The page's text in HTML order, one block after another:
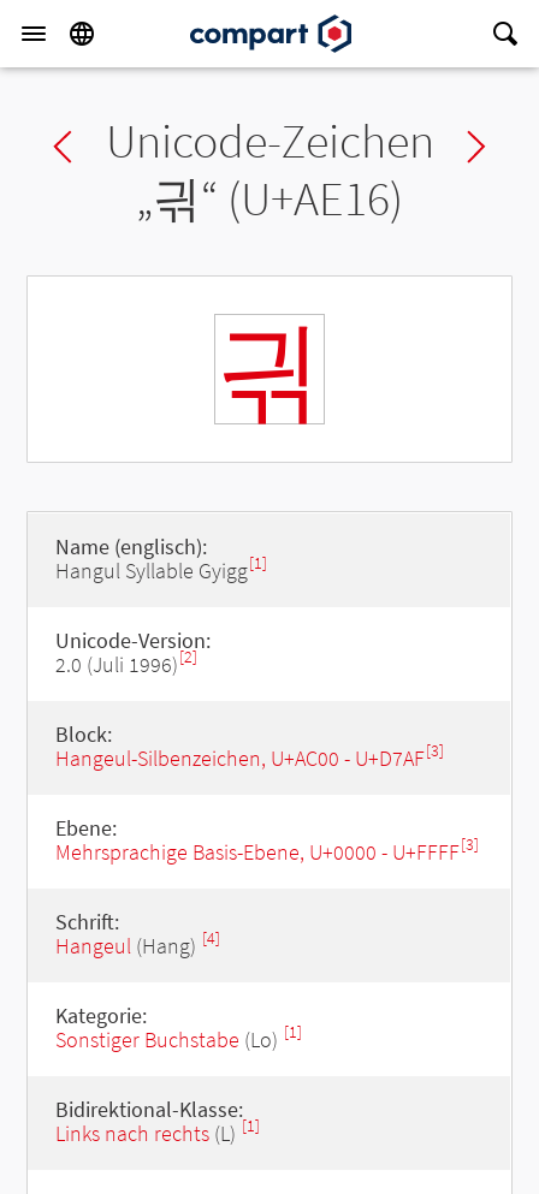
Previous char
Unicode-Zeichen
„긖“ (U+AE16)
긖
Name (englisch):
Hangul Syllable Gyigg[1]
Unicode-Version:
2.0 (Juli 1996)[2]
Block:
Hangeul-Silbenzeichen, U+AC00 - U+D7AF[3]
Ebene:
Mehrsprachige Basis-Ebene, U+0000 - U+FFFF[3]
Schrift:
Hangeul(Hang) [4]
Kategorie:
Sonstiger Buchstabe (Lo) [1]
Bidirektional-Klasse:
Links nach rechts(L) [1]